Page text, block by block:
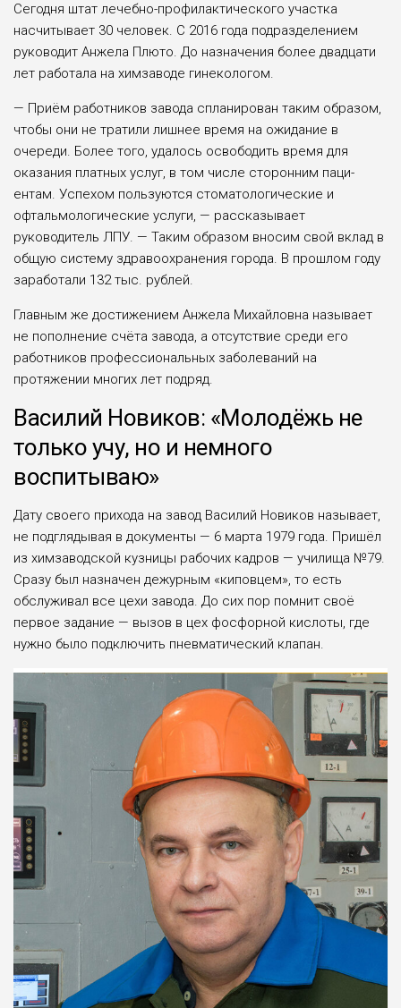
Сегодня штат лечебно-профилактического участка
насчитывает 30 чело­век. С 2016 года подразделением
руководит Анжела Плюто. До назначе­ния более двадцати
лет работала на химзаводе гинекологом.
— Приём работников завода спланирован таким образом,
чтобы они не тратили лишнее время на ожидание в
очереди. Более того, удалось осво­бодить время для
оказания платных услуг, в том числе сторонним паци­
ентам. Успехом пользуются стоматологические и
офтальмологические услуги, — рассказывает
руководитель ЛПУ. — Таким образом вносим свой вклад в
общую систему здравоохранения города. В прошлом году
заработали 132 тыс. рублей.
Главным же достижением Анжела Михайловна называет
не пополне­ние счёта завода, а отсутствие среди его
работников профессиональных заболеваний на
протяжении многих лет подряд.
Василий Новиков: «Молодёжь не
только учу, но и немного
воспитываю»
Дату своего прихода на завод Василий Новиков называет,
не подглядывая в документы — 6 марта 1979 года. Пришёл
из химзаводской кузницы рабочих кадров — училища №79.
Сразу был назначен дежурным «киповцем», то есть
обслуживал все цехи завода. До сих пор помнит своё
первое задание — вызов в цех фосфорной кислоты, где
нужно было подключить пневматический клапан.